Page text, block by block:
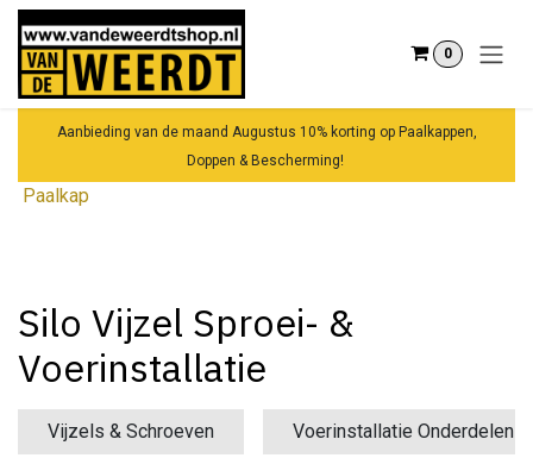
Overslaan naar inhoud
0
Aanbieding van de maand Augustus 10% korting op Paalkappen,
Doppen & Bescherming!
Paalkap
Silo Vijzel Sproei- &
Voerinstallatie
Vijzels & Schroeven Voerinstallatie Onderdelen